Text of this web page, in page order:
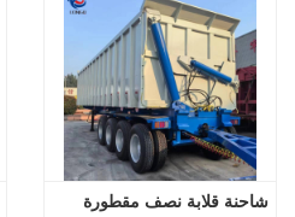
شاحنة قلابة نصف مقطورة